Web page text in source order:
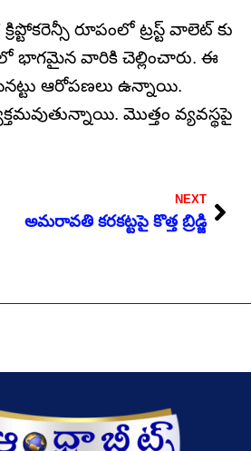
రూపంలో ట్రస్ట్ వాలెట్ కు
భాగమైన వారికి చెల్లించారు. ఈ
ఆరోపణలు ఉన్నాయి.
మొత్తం వ్యవస్థపై
NEXT
అమరావతి కరకట్టపై కొత్త బ్రిడ్జిNext